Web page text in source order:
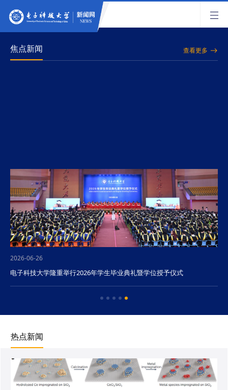
焦点新闻 查看更多
2026-06-26
电子科技大学隆重举行2026年学生毕业典礼暨学位授予仪式
热点新闻